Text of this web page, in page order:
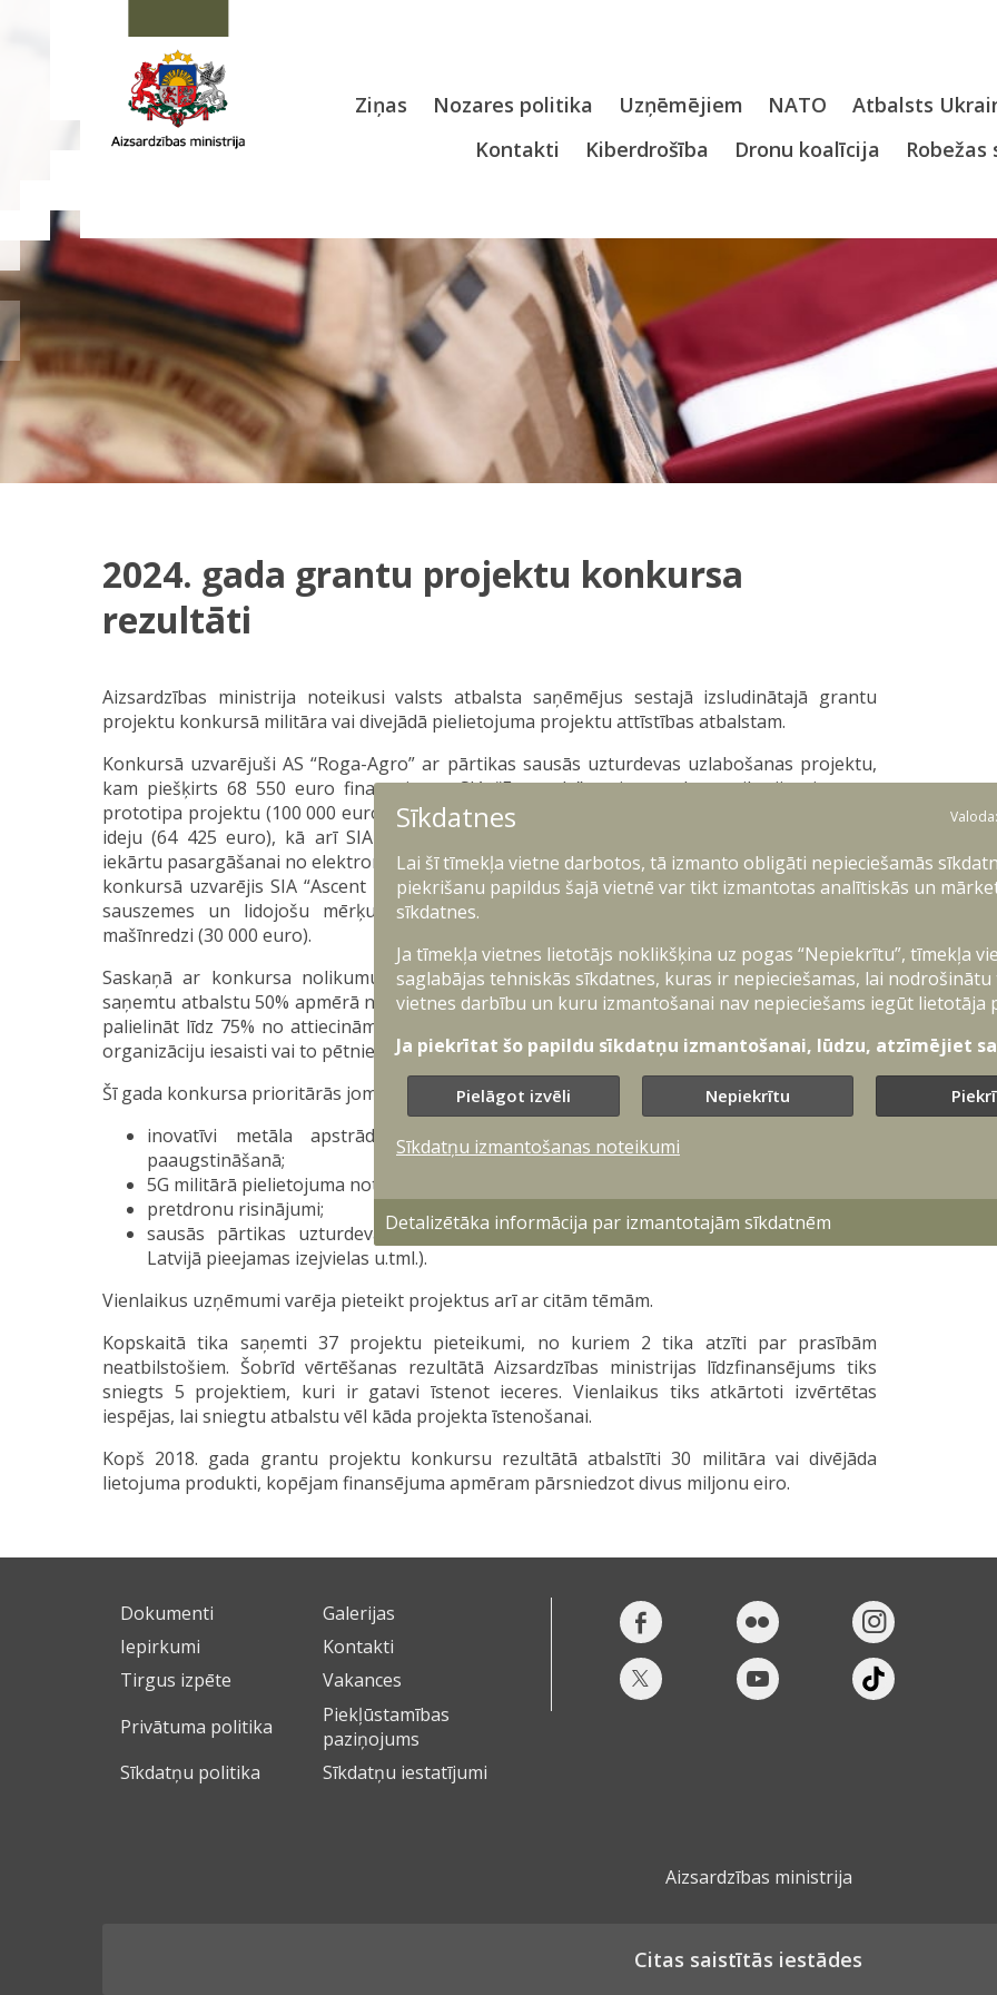
Ziņas Nozares politika Uzņēmējiem NATO Atbalsts
Kontakti
Kiberdrošība Dronu koalīcija
2024. gada grantu projektu konkursa
rezultāti
Aizsardzības ministrija noteikusi valsts atbalsta saņēmējus sestajā izsludinātajā grantu
projektu konkursā militāra vai divejādā pielietojuma projektu attīstības atbalstam.
Konkursā uzvarējuši AS “Roga-Agro” ar pārtikas sausās uzturdevas uzlabošanas projektu,
kam piešķirts 68 550 euro finansējums, SIA “Entangle” ar jaunas komunikāciju sistēmas
prototipa projektu (100 000 euro), SIA “LV-Teh” ar attālināti vadāmas atmīnēšanas sistēmas
ideju (64 425 euro), kā arī SIA “JLU Technologies”, piedāvājot izstrādāt jaunu materiālu
iekārtu pasargāšanai no elektromagnētiskā un infrasarkanā starojuma (58 125 euro). Tāpat
konkursā uzvarējis SIA “Ascent Lumina” projekts, ar ko iecerēts izstrādāt jaunu risinājumu
sauszemes un lidojošu mērķu automātiskai identificēšanai lidojuma laikā, izmantojot
mašīnredzi (30 000 euro).
Saskaņā ar konkursa nolikumu, tajā varēja pieteikties Latvijā reģistrēti komersanti, lai
saņemtu atbalstu 50% apmērā no projekta attiecināmajām izmaksām. Atbalsta īpatsvaru var
palielināt līdz 75% no attiecināmajām izmaksām, ja projekta īstenošana paredz pētniecības
organizāciju iesaisti vai to pētniecības darba rezultātu izmantošanu.
Šī gada konkursa prioritārās jomas bija:
inovatīvi metāla apstrādes risinājumi militārās tehnikas/bruņojuma noturības
paaugstināšanā;
5G militārā pielietojuma noturības risinājumi;
pretdronu risinājumi;
sausās pārtikas uzturdevas uzlabošana (svars, lietošanas termiņa pagarināšana,
Latvijā pieejamas izejvielas u.tml.).
Vienlaikus uzņēmumi varēja pieteikt projektus arī ar citām tēmām.
Kopskaitā tika saņemti 37 projektu pieteikumi, no kuriem 2 tika atzīti par prasībām
neatbilstošiem. Šobrīd vērtēšanas rezultātā Aizsardzības ministrijas līdzfinansējums tiks
sniegts 5 projektiem, kuri ir gatavi īstenot ieceres. Vienlaikus tiks atkārtoti izvērtētas
iespējas, lai sniegtu atbalstu vēl kāda projekta īstenošanai.
Kopš 2018. gada grantu projektu konkursu rezultātā atbalstīti 30 militāra vai divējāda
lietojuma produkti, kopējam finansējuma apmēram pārsniedzot divus miljonu eiro.
Dokumenti
Galerijas
Iepirkumi
Kontakti
Tirgus izpēte
Vakances
Privātuma politika
Piekļūstamības
paziņojums
Sīkdatņu politika
Sīkdatņu iestatījumi
Aizsardzības ministrija
Citas saistītās iestādes
Sīkdatnes Valoda:
Lai šī tīmekļa vietne darbotos, tā izmanto obligāti nepieciešamās
piekrišanu papildus šajā vietnē var tikt izmantotas analītiskās un
sīkdatnes.
Ja tīmekļa vietnes lietotājs noklikšķina uz pogas “Nepiekrītu”, tīmekļa
saglabājas tehniskās sīkdatnes, kuras ir nepieciešamas, lai nodrošinātu
vietnes darbību un kuru izmantošanai nav nepieciešams iegūt lietotāja
Ja piekrītat šo papildu sīkdatņu izmantošanai, lūdzu, atzīmējiet
Pielāgot izvēli Nepiekrītu
Sīkdatņu izmantošanas noteikumi
Detalizētāka informācija par izmantotajām sīkdatnēm